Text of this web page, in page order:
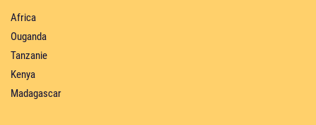
Africa
Ouganda
Tanzanie
Kenya
Madagascar